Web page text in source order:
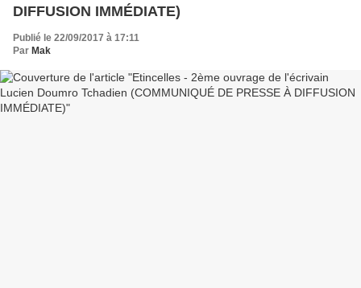
DIFFUSION IMMÉDIATE)
Publié le 22/09/2017 à 17:11
Par Mak